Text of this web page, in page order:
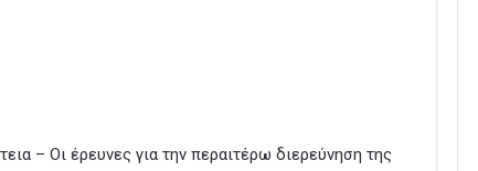
– Οι έρευνες για την περαιτέρω διερεύνηση της